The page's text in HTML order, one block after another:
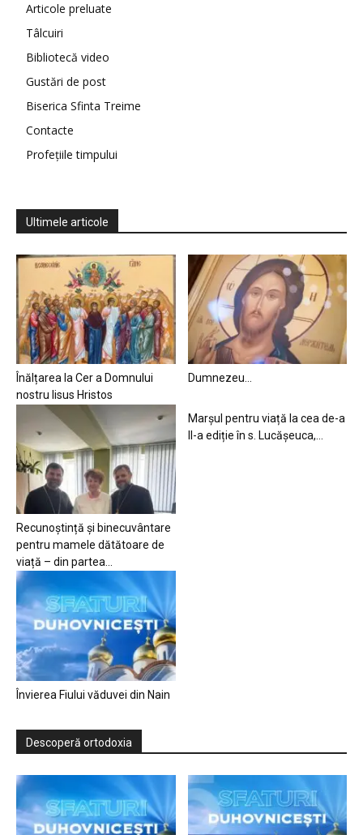
Articole preluate
Tâlcuiri
Bibliotecă video
Gustări de post
Biserica Sfinta Treime
Contacte
Profețiile timpului
Ultimele articole
Înălțarea la Cer a Domnului
nostru Iisus Hristos
Dumnezeu…
Recunoștință și binecuvântare
pentru mamele dătătoare de
viață – din partea...
Marșul pentru viață la cea de-a
II-a ediție în s. Lucășeuca,...
Învierea Fiului văduvei din Nain
Descoperă ortodoxia